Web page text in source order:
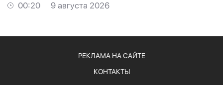
00:20
9 августа 2026
РЕКЛАМА НА САЙТЕ
КОНТАКТЫ